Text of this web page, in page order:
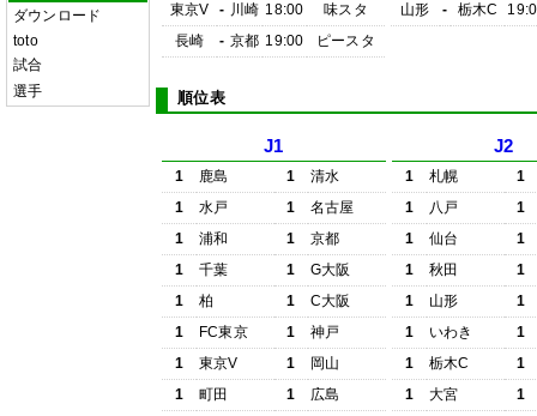
ダウンロード
toto
試合
選手
東京V
- 川崎 18:00
味スタ
長崎
- 京都 19:00 ピースタ
山形
- 栃木C
順位表
J1
1 鹿島 1
清水
1
水戸 1
名古屋
1
浦和 1
京都
1
千葉 1
G大阪
1
柏 1
C大阪
1
FC東京 1
神戸
1
東京V 1
岡山
1
町田 1
広島
J2
1 札幌
1
1
八戸
1
1
仙台
1
1
秋田
1
1
山形
1
1
いわき
1
1
栃木C
1
1
大宮
1